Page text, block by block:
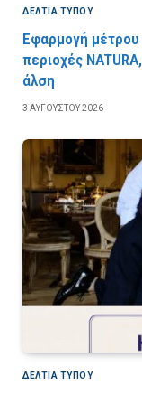
ΔΕΛΤΙΑ ΤΥΠΟΥ
Εφαρμογή
περιοχές
άλση
3 ΑΥΓΟΎΣΤΟΥ 2026
ΔΕΛΤΙΑ ΤΥΠΟΥ